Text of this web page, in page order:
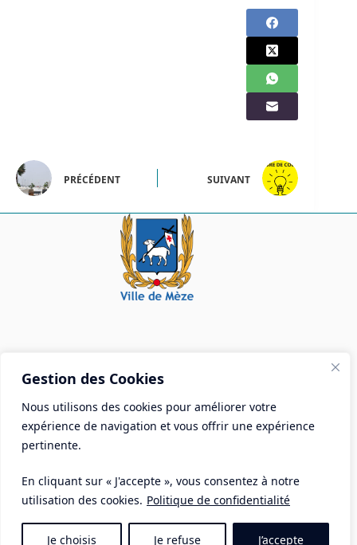
Gestion des Cookies
Nous utilisons des cookies pour améliorer votre
expérience de navigation et vous offrir une expérience
pertinente.
En cliquant sur « J'accepte », vous consentez à notre
utilisation des cookies. Politique de confidentialité
Je choisis Je refuse J’accepte
PRÉCÉDENT SUIVANT
Mairie de Mèze
Place Aristide Briand - BP 28 34140 Mèze
Tél :04 67 18 30 30
Mail :